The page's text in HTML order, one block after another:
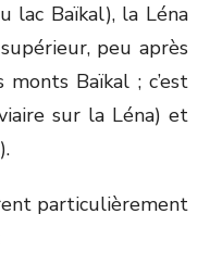
lac Baïkal), la Léna
peu après
Baïkal ; c’est
sur la Léna) et
particulièrement